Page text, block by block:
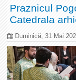
Praznicul
Catedrala
Duminică, 31 Mai